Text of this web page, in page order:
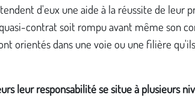
d'eux une aide à la réussite de leur
contrat soit rompu avant même son
orientés dans une voie ou une filière
leur responsabilité se situe à plusieurs